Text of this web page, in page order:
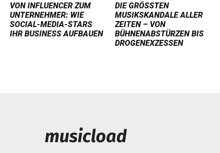
VON INFLUENCER ZUM
UNTERNEHMER: WIE
SOCIAL-MEDIA-STARS
IHR BUSINESS AUFBAUEN
DIE GRÖSSTEN M
USIKSKANDALE ALLER Z
EITEN – VON B
ÜHNENABSTÜRZEN BIS D
ROGENEXZESSEN
musicload